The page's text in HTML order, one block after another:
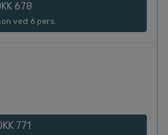
678
ved 6 pers.
771